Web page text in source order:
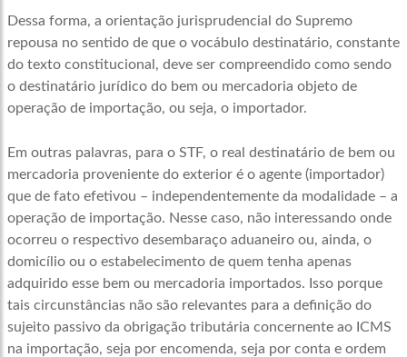
Dessa forma, a orientação jurisprudencial do Supremo
repousa no sentido de que o vocábulo destinatário, constante
do texto constitucional, deve ser compreendido como sendo
o destinatário jurídico do bem ou mercadoria objeto de
operação de importação, ou seja, o importador.
Em outras palavras, para o STF, o real destinatário de bem ou
mercadoria proveniente do exterior é o agente (importador)
que de fato efetivou – independentemente da modalidade – a
operação de importação. Nesse caso, não interessando onde
ocorreu o respectivo desembaraço aduaneiro ou, ainda, o
domicílio ou o estabelecimento de quem tenha apenas
adquirido esse bem ou mercadoria importados. Isso porque
tais circunstâncias não são relevantes para a definição do
sujeito passivo da obrigação tributária concernente ao ICMS
na importação, seja por encomenda, seja por conta e ordem